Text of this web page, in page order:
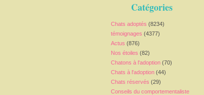
Catégories
Chats adoptés (8234)
témoignages (4377)
Actus (876)
Nos étoiles (82)
Chatons à l'adoption (70)
Chats à l'adoption (44)
Chats réservés (29)
Conseils du comportementaliste